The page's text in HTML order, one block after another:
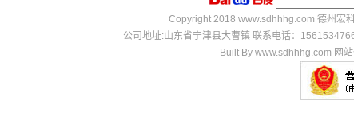
Copyright 2018 www.sdhhhg.com 德州宏
公司地址:山东省宁津县大曹镇 联系电话：
Built By www.sdhhhg.com 网